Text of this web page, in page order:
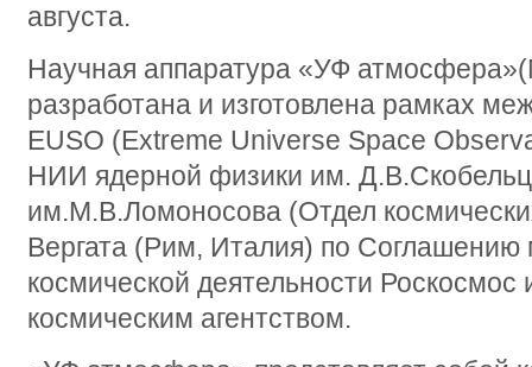
августа.
Научная аппаратура «УФ
разработана и изготовлена рамках
EUSO (Extreme Universe Space
НИИ ядерной физики им.
им.М.В.Ломоносова (Отдел
Вергата (Рим, Италия) по Соглашению
космической деятельности Роскосмос
космическим агентством.